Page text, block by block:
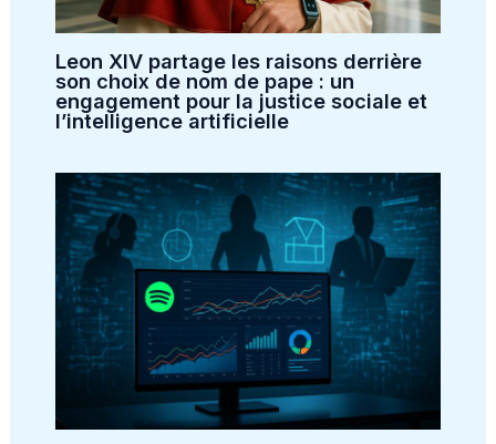
Leon XIV partage les raisons derrière
son choix de nom de pape : un
engagement pour la justice sociale et
l’intelligence artificielle